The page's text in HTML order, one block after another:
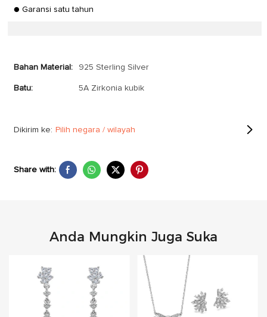
● Garansi satu tahun
Bahan Material: 925 Sterling Silver
Batu: 5A Zirkonia kubik
Dikirim ke: Pilih negara / wilayah
Share with:
Anda Mungkin Juga Suka